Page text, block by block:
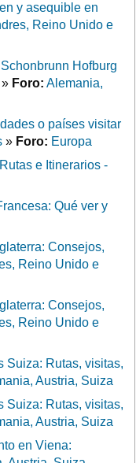
y asequible en
Reino Unido e
Hofburg
» Foro: Alemania,
o países visitar
» Foro: Europa
e Itinerarios -
Qué ver y
Consejos,
Reino Unido e
Consejos,
Reino Unido e
Suiza: Rutas, visitas,
Austria, Suiza
Suiza: Rutas, visitas,
Austria, Suiza
en Viena: